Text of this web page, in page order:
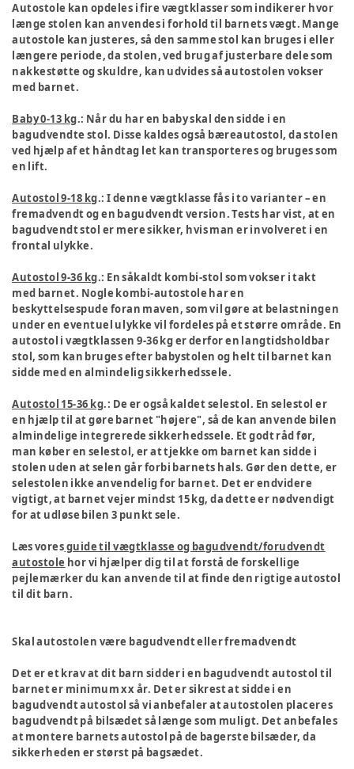
Autostole kan opdeles i fire vægtklasser som indikerer hvor
længe stolen kan anvendes i forhold til barnets vægt. Mange
autostole kan justeres, så den samme stol kan bruges i eller
længere periode, da stolen, ved brug af justerbare dele som
nakkestøtte og skuldre, kan udvides så autostolen vokser
med barnet.
Baby 0-13 kg.: Når du har en baby skal den sidde i en
bagudvendte stol. Disse kaldes også bæreautostol, da stolen
ved hjælp af et håndtag let kan transporteres og bruges som
en lift.
Autostol 9-18 kg.: I denne vægtklasse fås i to varianter – en
fremadvendt og en bagudvendt version. Tests har vist, at en
bagudvendt stol er mere sikker, hvis man er involveret i en
frontal ulykke.
Autostol 9-36 kg.: En såkaldt kombi-stol som vokser i takt
med barnet. Nogle kombi-autostole har en
beskyttelsespude foran maven, som vil gøre at belastningen
under en eventuel ulykke vil fordeles på et større område. En
autostol i vægtklassen 9-36 kg er derfor en langtidsholdbar
stol, som kan bruges efter babystolen og helt til barnet kan
sidde med en almindelig sikkerhedssele.
Autostol 15-36 kg.: De er også kaldet selestol. En selestol er
en hjælp til at gøre barnet "højere", så de kan anvende bilen
almindelige integrerede sikkerhedssele. Et godt råd før,
man køber en selestol, er at tjekke om barnet kan sidde i
stolen uden at selen går forbi barnets hals. Gør den dette, er
selestolen ikke anvendelig for barnet. Det er endvidere
vigtigt, at barnet vejer mindst 15 kg, da dette er nødvendigt
for at udløse bilen 3 punkt sele.
Læs voresguide til vægtklasse og bagudvendt/forudvendt
autostole hor vi hjælper dig til at forstå de forskellige
pejlemærker du kan anvende til at finde den rigtige autostol
til dit barn.
Skal autostolen være bagudvendt eller fremadvendt
Det er et krav at dit barn sidder i en bagudvendt autostol til
barnet er minimum xx år. Det er sikrest at sidde i en
bagudvendt autostol så vi anbefaler at autostolen placeres
bagudvendt på bilsædet så længe som muligt. Det anbefales
at montere barnets autostol på de bagerste bilsæder, da
sikkerheden er størst på bagsædet.